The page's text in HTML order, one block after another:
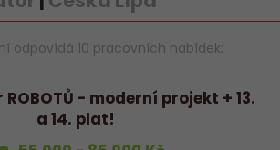
odpovídá 10 pracovních nabídek:
- moderní projekt + 13.
a 14. plat!